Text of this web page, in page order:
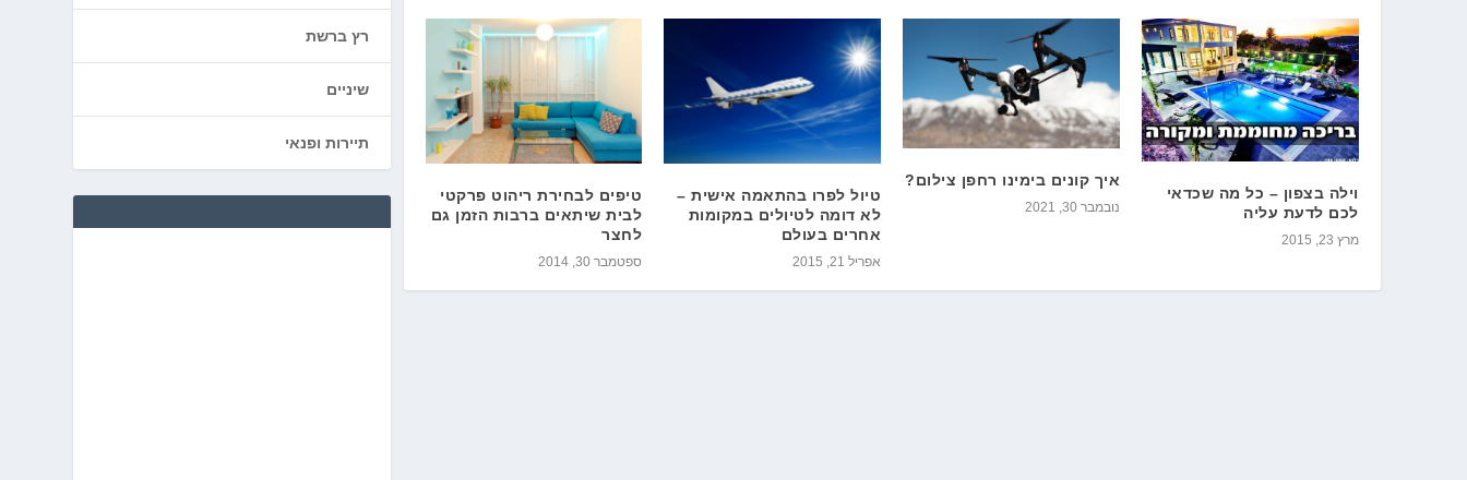
וילה בצפון – כל מה שכדאי
לכם לדעת עליה
מרץ 23, 2015
איך קונים בימינו רחפן צילום?
נובמבר 30, 2021
טיול לפרו בהתאמה אישית –
לא דומה לטיולים במקומות
אחרים בעולם
אפריל 21, 2015
טיפים לבחירת ריהוט פרקטי
לבית שיתאים ברבות הזמן גם
לחצר
ספטמבר 30, 2014
רץ ברשת
שיניים
תיירות ופנאי